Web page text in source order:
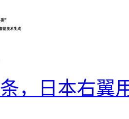
，日本右翼